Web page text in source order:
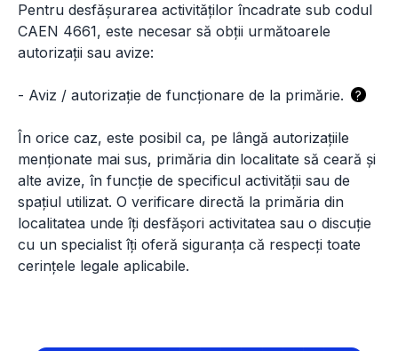
Pentru desfășurarea activităților încadrate sub codul
CAEN 4661, este necesar să obții următoarele
autorizații sau avize:
- Aviz / autorizație de funcționare de la primărie. ?
În orice caz, este posibil ca, pe lângă autorizațiile
menționate mai sus, primăria din localitate să ceară și
alte avize, în funcție de specificul activității sau de
spațiul utilizat. O verificare directă la primăria din
localitatea unde îți desfășori activitatea sau o discuție
cu un specialist îți oferă siguranța că respecți toate
cerințele legale aplicabile.